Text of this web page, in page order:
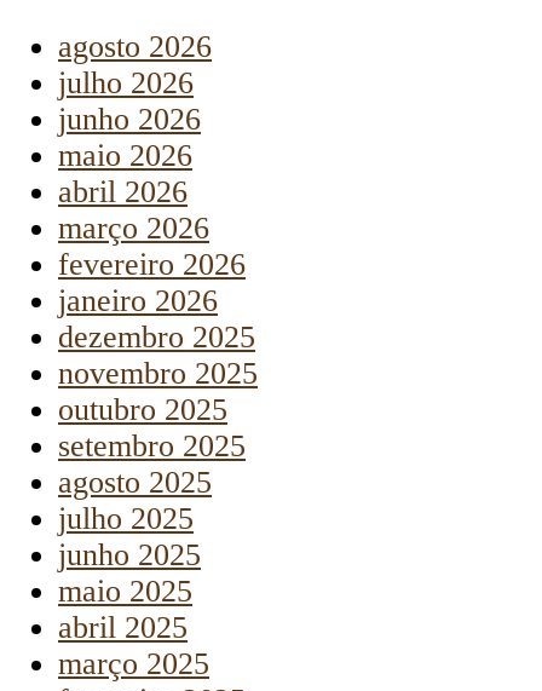
agosto 2026
julho 2026
junho 2026
maio 2026
abril 2026
março 2026
fevereiro 2026
janeiro 2026
dezembro 2025
novembro 2025
outubro 2025
setembro 2025
agosto 2025
julho 2025
junho 2025
maio 2025
abril 2025
março 2025